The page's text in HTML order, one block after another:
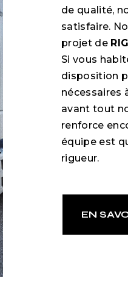
de qualité,
satisfaire.
projet de
Si vous
disposition
nécessaires
avant tout
renforce
équipe est
rigueur.
EN